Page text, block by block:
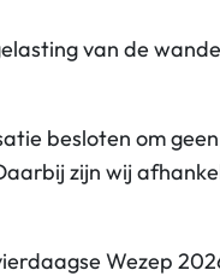
van de
besloten om
zijn wij
Wezep